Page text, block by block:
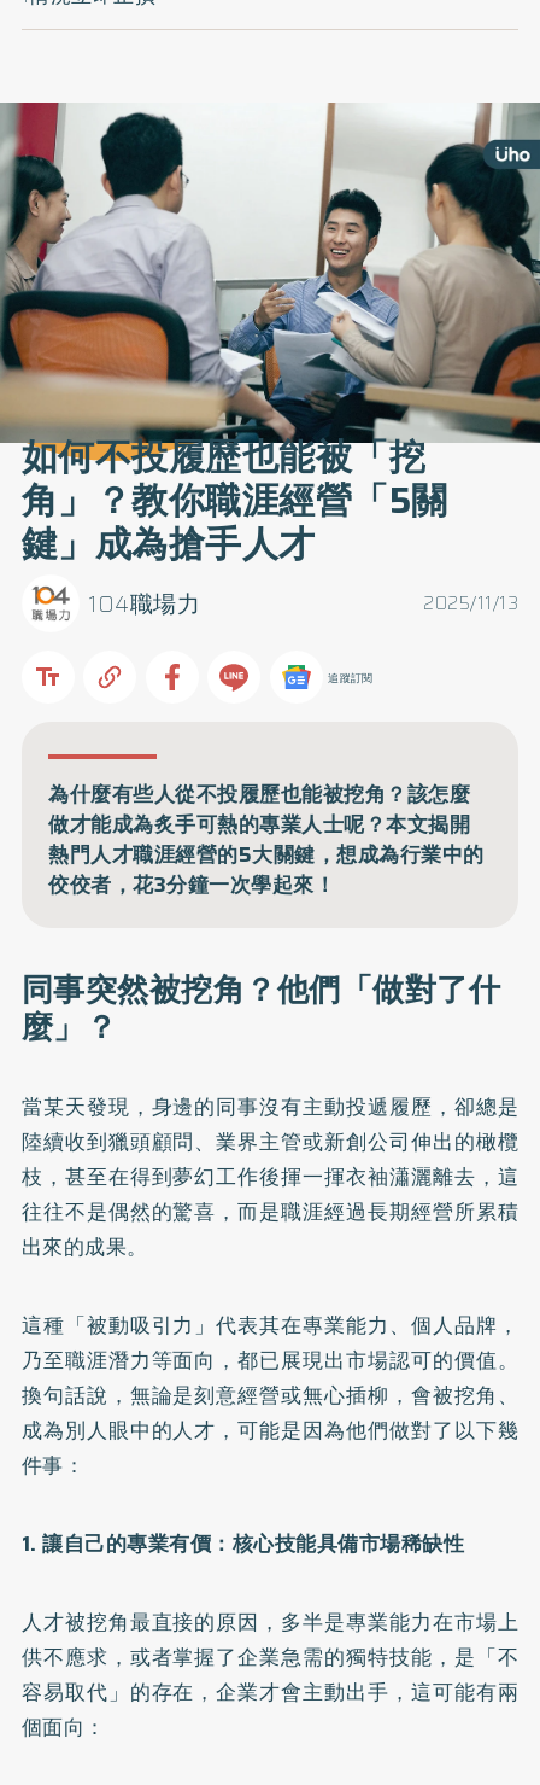
如何不投履歷也能被「挖
角」？教你職涯經營「5關
鍵」成為搶手人才
2025/11/13
104職場力
追蹤訂閱
為什麼有些人從不投履歷也能被挖角？該怎麼
做才能成為炙手可熱的專業人士呢？本文揭開
熱門人才職涯經營的5大關鍵，想成為行業中的
佼佼者，花3分鐘一次學起來！
同事突然被挖角？他們「做對了什
麼」？
當某天發現，身邊的同事沒有主動投遞履歷，卻總是
陸續收到獵頭顧問、業界主管或新創公司伸出的橄欖
枝，甚至在得到夢幻工作後揮一揮衣袖瀟灑離去，這
往往不是偶然的驚喜，而是職涯經過長期經營所累積
出來的成果。
這種「被動吸引力」代表其在專業能力、個人品牌，
乃至職涯潛力等面向，都已展現出市場認可的價值。
換句話說，無論是刻意經營或無心插柳，會被挖角、
成為別人眼中的人才，可能是因為他們做對了以下幾
件事：
1. 讓自己的專業有價：核心技能具備市場稀缺性
人才被挖角最直接的原因，多半是專業能力在市場上
供不應求，或者掌握了企業急需的獨特技能，是「不
容易取代」的存在，企業才會主動出手，這可能有兩
個面向：